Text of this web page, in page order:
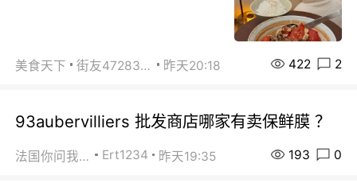
美食天下 街友472838572 昨天20:18 422 2
93aubervilliers 批发商店哪家有卖保鲜膜 ？
法国你问我答 Ert1234 昨天19:35 193 0